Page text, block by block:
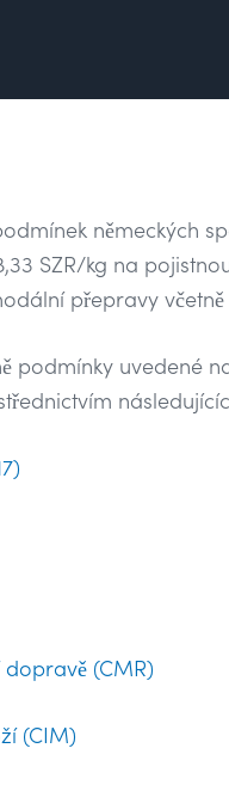
německých
SZR/kg na
přepravy
uvedené
(CMR)
(CIM)